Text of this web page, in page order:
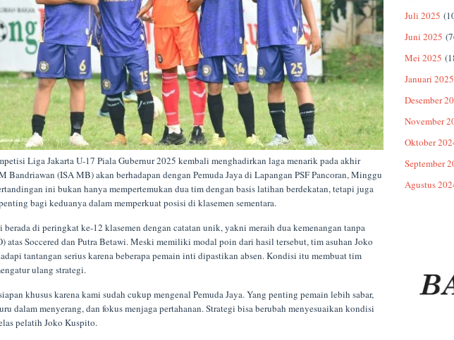
Liga Jakarta U-17 Piala Gubernur 2025 kembali menghadirkan laga menarik pada akhir
Bandriawan (ISA MB) akan berhadapan dengan Pemuda Jaya di Lapangan PSF Pancoran, Minggu
ini bukan hanya mempertemukan dua tim dengan basis latihan berdekatan, tetapi juga
bagi keduanya dalam memperkuat posisi di klasemen sementara.
di peringkat ke-12 klasemen dengan catatan unik, yakni meraih dua kemenangan tanpa
atas Soccered dan Putra Betawi. Meski memiliki modal poin dari hasil tersebut, tim asuhan Joko
tantangan serius karena beberapa pemain inti dipastikan absen. Kondisi itu membuat tim
ulang strategi.
khusus karena kami sudah cukup mengenal Pemuda Jaya. Yang penting pemain lebih sabar,
dalam menyerang, dan fokus menjaga pertahanan. Strategi bisa berubah menyesuaikan kondisi
pelatih Joko Kuspito.
Juli 2025
Juni 2025
Mei 2025
Januari 2025
Desember
November
Oktober
September
Agustus